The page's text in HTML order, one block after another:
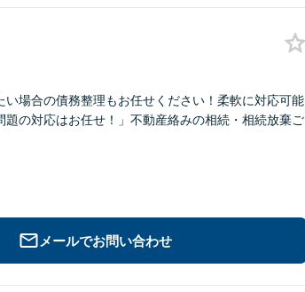
場合の債務整理もお任せください！柔軟に対応可能
の対応はお任せ！」不動産絡みの相続・相続放棄ご
メールでお問い合わせ